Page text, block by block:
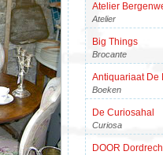
Atelier
Atelier
Big Things
Brocante
Antiquariaat De
Boeken
De Curiosahal
Curiosa
DOOR